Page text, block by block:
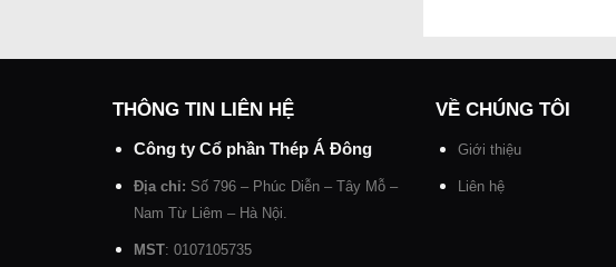
THÔNG TIN LIÊN HỆ
Công ty Cổ phần Thép Á Đông
Địa chỉ: Số 796 – Phúc Diễn – Tây Mỗ –
Nam Từ Liêm – Hà Nội.
MST: 0107105735
VỀ CHÚNG TÔI
Giới thiệu
Liên hệ